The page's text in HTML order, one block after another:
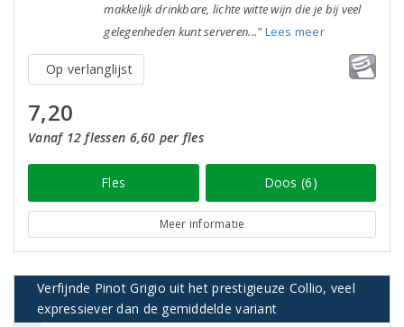
makkelijk drinkbare, lichte witte wijn die je bij veel
gelegenheden kunt serveren..." Lees meer
Op verlanglijst
7,20
Vanaf 12 flessen 6,60 per fles
Fles Doos (6)
Meer informatie
Verfijnde Pinot Grigio uit het prestigieuze Collio, veel
expressiever dan de gemiddelde variant